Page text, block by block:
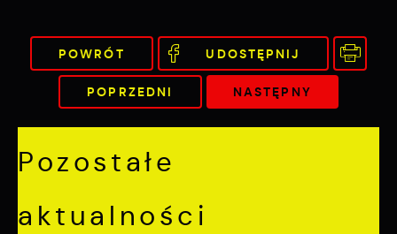
POWRÓT UDOSTĘPNIJ
POPRZEDNI NASTĘPNY
Pozostałe
aktualności